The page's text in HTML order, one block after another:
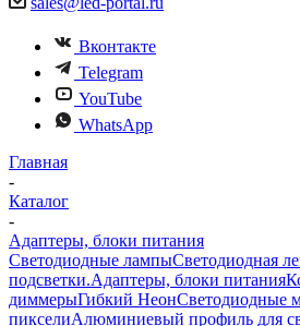
Вконтакте
Telegram
YouTube
WhatsApp
Главная
-
Каталог
-
Адаптеры, блоки питания
Светодиодные лампыСветодиодная
подсветки.Адаптеры, блоки питания
диммерыГибкий НеонСветодиодные
пикселиАлюминиевый профиль для